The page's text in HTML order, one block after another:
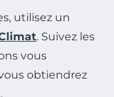
utilisez un
. Suivez les
vous
obtiendrez